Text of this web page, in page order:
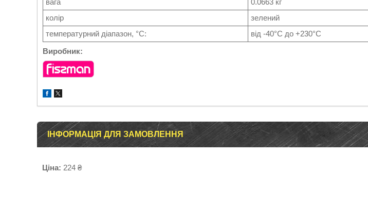
вага
0.0663 кг
колір
зелений
температурний діапазон, °С:
від -40°C до +230°C
Виробник:
ІНФОРМАЦІЯ ДЛЯ ЗАМОВЛЕННЯ
Ціна: 224 ₴